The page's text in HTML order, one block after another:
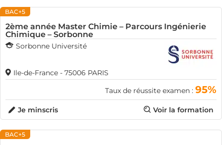
BAC+5
2ème année Master Chimie – Parcours Ingénierie
Chimique – Sorbonne
Sorbonne Université
Ile-de-France - 75006 PARIS
Taux de réussite examen : 95%
Voir la formation
Je minscris
BAC+5